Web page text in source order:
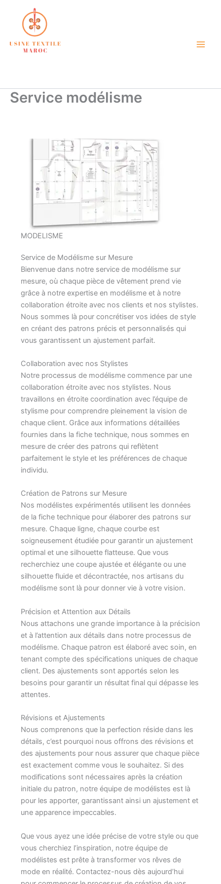
contenu
Service modélisme
MODELISME
Service de Modélisme sur Mesure
Bienvenue dans notre service de modélisme sur
mesure, où chaque pièce de vêtement prend vie
grâce à notre expertise en modélisme et à notre
collaboration étroite avec nos clients et nos stylistes.
Nous sommes là pour concrétiser vos idées de style
en créant des patrons précis et personnalisés qui
vous garantissent un ajustement parfait.
Collaboration avec nos Stylistes
Notre processus de modélisme commence par une
collaboration étroite avec nos stylistes. Nous
travaillons en étroite coordination avec l’équipe de
stylisme pour comprendre pleinement la vision de
chaque client. Grâce aux informations détaillées
fournies dans la fiche technique, nous sommes en
mesure de créer des patrons qui reflètent
parfaitement le style et les préférences de chaque
individu.
Création de Patrons sur Mesure
Nos modélistes expérimentés utilisent les données
de la fiche technique pour élaborer des patrons sur
mesure. Chaque ligne, chaque courbe est
soigneusement étudiée pour garantir un ajustement
optimal et une silhouette flatteuse. Que vous
recherchiez une coupe ajustée et élégante ou une
silhouette fluide et décontractée, nos artisans du
modélisme sont là pour donner vie à votre vision.
Précision et Attention aux Détails
Nous attachons une grande importance à la précision
et à l’attention aux détails dans notre processus de
modélisme. Chaque patron est élaboré avec soin, en
tenant compte des spécifications uniques de chaque
client. Des ajustements sont apportés selon les
besoins pour garantir un résultat final qui dépasse les
attentes.
Révisions et Ajustements
Nous comprenons que la perfection réside dans les
détails, c’est pourquoi nous offrons des révisions et
des ajustements pour nous assurer que chaque pièce
est exactement comme vous le souhaitez. Si des
modifications sont nécessaires après la création
initiale du patron, notre équipe de modélistes est là
pour les apporter, garantissant ainsi un ajustement et
une apparence impeccables.
Que vous ayez une idée précise de votre style ou que
vous cherchiez l’inspiration, notre équipe de
modélistes est prête à transformer vos rêves de
mode en réalité. Contactez-nous dès aujourd’hui